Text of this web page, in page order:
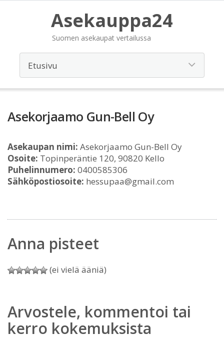
Asekauppa24
Suomen asekaupat vertailussa
Asekorjaamo Gun-Bell Oy
Asekaupan nimi: Asekorjaamo Gun-Bell Oy
Osoite: Topinperäntie 120, 90820 Kello
Puhelinnumero: 0400585306
Sähköpostiosoite: hessupaa@gmail.com
Anna pisteet
(ei vielä ääniä)
Arvostele, kommentoi tai
kerro kokemuksista